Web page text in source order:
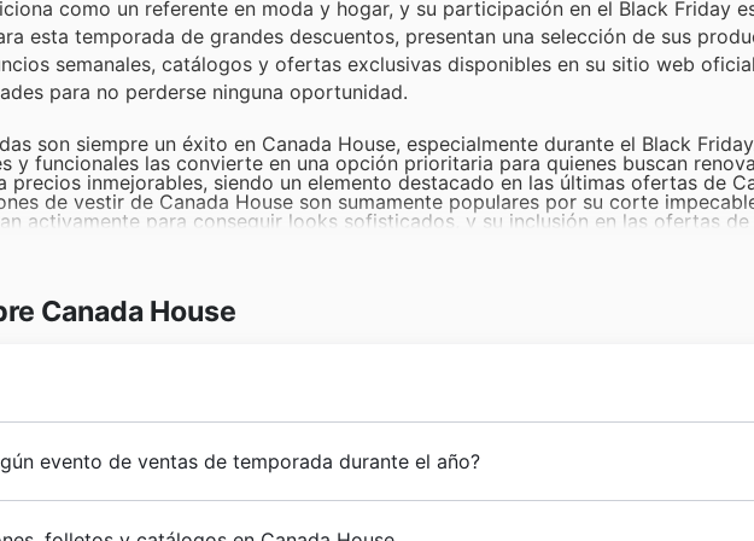
como un referente en moda y hogar, y su participación en el Black Friday
esta temporada de grandes descuentos, presentan una selección de sus
semanales, catálogos y ofertas exclusivas disponibles en su sitio web
para no perderse ninguna oportunidad.
son siempre un éxito en Canada House, especialmente durante el Black
y funcionales las convierte en una opción prioritaria para quienes buscan
inmejorables, siendo un elemento destacado en las últimas ofertas de
de vestir de Canada House son sumamente populares por su corte
activamente para conseguir looks sofisticados, y su inclusión en las ofertas de
la elección predilecta para eventos especiales o para añadir un toque de
el sitio web de Canada House garantizan su rápida venta.
de Canada House son un básico esencial que siempre lidera las ventas. Su
de moda de Canada House, desde bolsos hasta bufandas, son el
una gran popularidad. Su presencia en los catálogos de Canada House para el
Canada House
en España con una clara visión: ofrecer a las familias españolas productos de
por D. Guillermo Ibáñez García, la marca se estableció rápidamente como un
, gracias a su compromiso con la excelencia y la atención al detalle. Desde
evento de ventas de temporada durante el año?